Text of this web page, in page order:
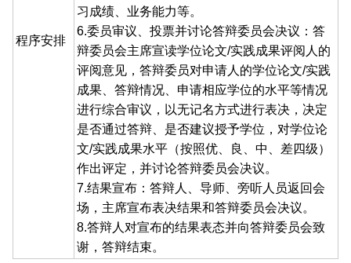
程序安排
习成绩、业务能力等。
6.委员审议、投票并讨论答辩委员会决议：答
辩委员会主席宣读学位论文/实践成果评阅人的
评阅意见，答辩委员对申请人的学位论文/实践
成果、答辩情况、申请相应学位的水平等情况
进行综合审议，以无记名方式进行表决，决定
是否通过答辩、是否建议授予学位，对学位论
文/实践成果水平（按照优、良、中、差四级）
作出评定，并讨论答辩委员会决议。
7.结果宣布：答辩人、导师、旁听人员返回会
场，主席宣布表决结果和答辩委员会决议。
8.答辩人对宣布的结果表态并向答辩委员会致
谢，答辩结束。